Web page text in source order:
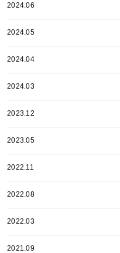
2024.06
2024.05
2024.04
2024.03
2023.12
2023.05
2022.11
2022.08
2022.03
2021.09